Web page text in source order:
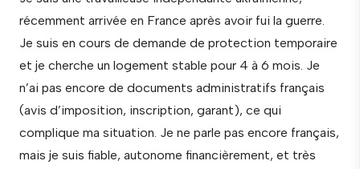
récemment arrivée en France après avoir fui la guerre.
Je suis en cours de demande de protection temporaire
et je cherche un logement stable pour 4 à 6 mois. Je
n’ai pas encore de documents administratifs français
(avis d’imposition, inscription, garant), ce qui
complique ma situation. Je ne parle pas encore français,
mais je suis fiable, autonome financièrement, et très